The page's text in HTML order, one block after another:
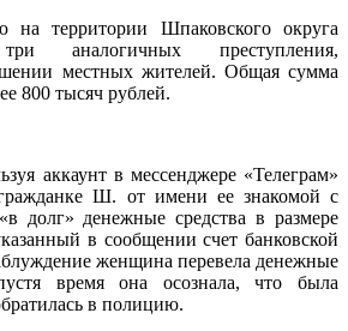
на территории Шпаковского округа
три аналогичных преступления,
местных жителей. Общая сумма
800 тысяч рублей.
аккаунт в мессенджере «Телеграм»
Ш. от имени ее знакомой с
долг» денежные средства в размере
в сообщении счет банковской
женщина перевела денежные
время она осознала, что была
в полицию.